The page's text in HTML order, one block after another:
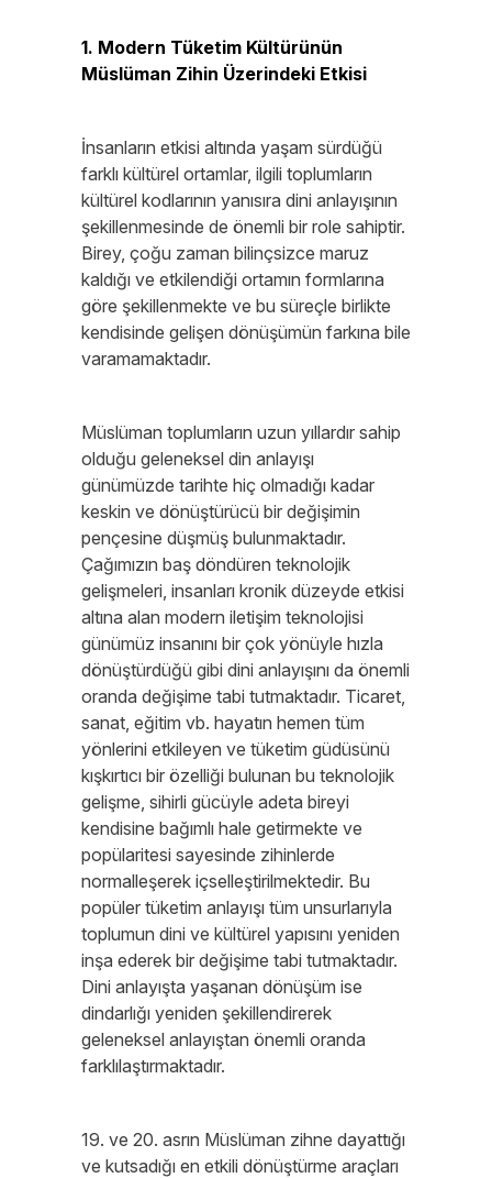
1. Modern Tüketim Kültürünün
Müslüman Zihin Üzerindeki Etkisi
İnsanların etkisi altında yaşam sürdüğü
farklı kültürel ortamlar, ilgili toplumların
kültürel kodlarının yanısıra dini anlayışının
şekillenmesinde de önemli bir role sahiptir.
Birey, çoğu zaman bilinçsizce maruz
kaldığı ve etkilendiği ortamın formlarına
göre şekillenmekte ve bu süreçle birlikte
kendisinde gelişen dönüşümün farkına bile
varamamaktadır.
Müslüman toplumların uzun yıllardır sahip
olduğu geleneksel din anlayışı
günümüzde tarihte hiç olmadığı kadar
keskin ve dönüştürücü bir değişimin
pençesine düşmüş bulunmaktadır.
Çağımızın baş döndüren teknolojik
gelişmeleri, insanları kronik düzeyde etkisi
altına alan modern iletişim teknolojisi
günümüz insanını bir çok yönüyle hızla
dönüştürdüğü gibi dini anlayışını da önemli
oranda değişime tabi tutmaktadır. Ticaret,
sanat, eğitim vb. hayatın hemen tüm
yönlerini etkileyen ve tüketim güdüsünü
kışkırtıcı bir özelliği bulunan bu teknolojik
gelişme, sihirli gücüyle adeta bireyi
kendisine bağımlı hale getirmekte ve
popülaritesi sayesinde zihinlerde
normalleşerek içselleştirilmektedir. Bu
popüler tüketim anlayışı tüm unsurlarıyla
toplumun dini ve kültürel yapısını yeniden
inşa ederek bir değişime tabi tutmaktadır.
Dini anlayışta yaşanan dönüşüm ise
dindarlığı yeniden şekillendirerek
geleneksel anlayıştan önemli oranda
farklılaştırmaktadır.
19. ve 20. asrın Müslüman zihne dayattığı
ve kutsadığı en etkili dönüştürme araçları